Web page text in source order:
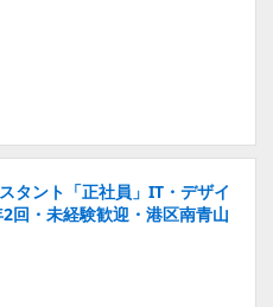
タント「正社員」IT・デザイ
回・未経験歓迎・港区南青山